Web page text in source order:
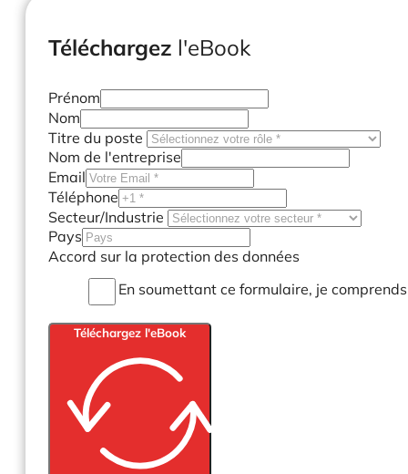
Téléchargez l'eBook
Prénom
Nom
Titre du poste
Nom de l'entreprise
Email
Téléphone
Secteur/Industrie
Pays
Accord sur la protection des données
En soumettant ce formulaire, je
Téléchargez l'eBook